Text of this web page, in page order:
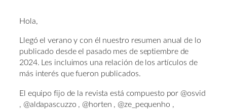
Hola,
Llegó el verano y con él nuestro resumen anual de lo
publicado desde el pasado mes de septiembre de
2024. Les incluimos una relación de los artículos de
más interés que fueron publicados.
El equipo fijo de la revista está compuesto por @osvid
, @aldapascuzzo , @horten , @ze_pequenho ,